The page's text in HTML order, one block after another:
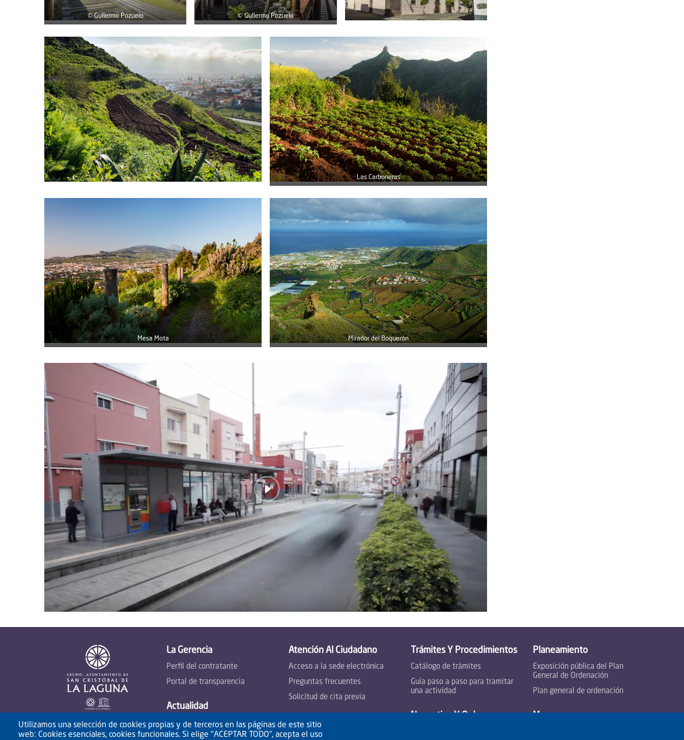
© Gullermo Pozuelo © Gullermo Pozuelo
Las Carboneras
Mesa Mota Mirador del Boquerón
La Gerencia
Perfil del contratante
Portal de transparencia
Actualidad
Noticias
Anuncios
Atención Al Ciudadano
Acceso a la sede electrónica
Preguntas frecuentes
Solicitud de cita previa
Trámites Y Procedimientos
Catálogo de trámites
Guía paso a paso para tramitar
una actividad
Planeamiento
Exposición pública del Plan
General de Ordenación
Plan general de ordenación
Utilizamos una selección de cookies propias y de terceros en las páginas de este sitio
web: Cookies esenciales, cookies funcionales. Si elige "ACEPTAR TODO", acepta el uso